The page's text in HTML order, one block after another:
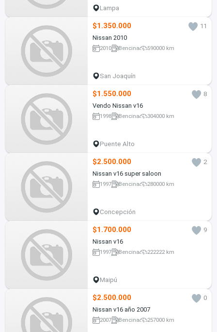
Lampa
$1.350.000
11
Nissan 2010
2010 Bencina 590000 km
San Joaquín
$1.550.000
8
Vendo Nissan v16
1998 Bencina 304000 km
Puente Alto
$2.500.000
2
Nissan v16 super saloon
1997 Bencina 280000 km
Concepción
$1.700.000
9
Nissan v16
1997 Bencina 222222 km
Maipú
$2.500.000
0
Nissan v16 año 2007
2007 Bencina 257000 km